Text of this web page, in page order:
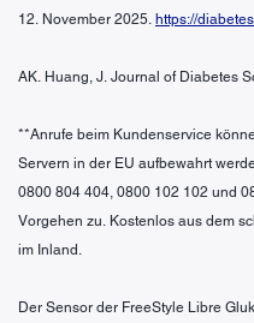
12. November 2025. https://
AK. Huang, J. Journal of Diabetes
**Anrufe beim Kundenservice
Servern in der EU aufbewahrt
0800 804 404, 0800 102 102 und
Vorgehen zu. Kostenlos aus dem
im Inland.
Der Sensor der FreeStyle Libre